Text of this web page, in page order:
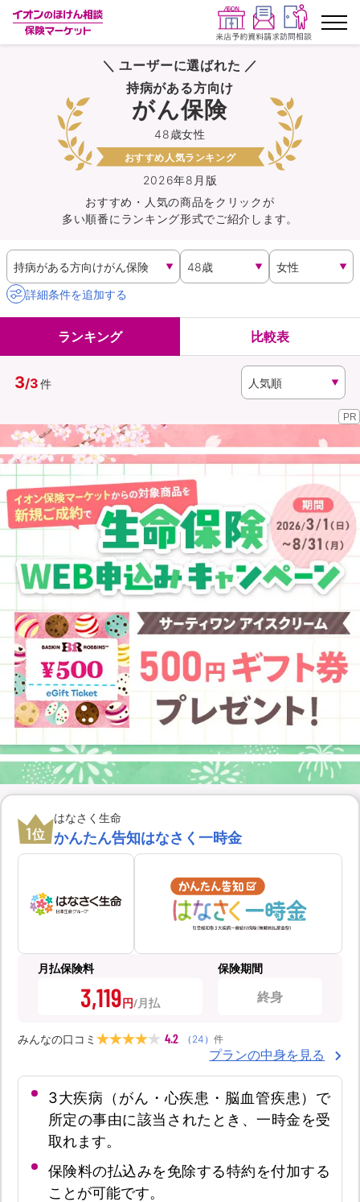
ランキングから探す
保険を比較する
保険会社から探す
イオンカード会員さま専用保険
キャンペーン一覧
コラム
イオングループ従業員さま向け
（無料） （無料）
イオンカード会員さま専用保険
＼ ユーザーに選ばれた ／
2026年8月版
48歳女性
持病がある方向け
がん保険
おすすめ人気ランキング
おすすめ・人気の商品をクリックが
多い順番にランキング形式でご紹介します。
詳細条件を追加する
ランキング 比較表
3/3件
PR
1位
はなさく生命
かんたん告知はなさく一時金
月払保険料
3,119円
保険期間
終身
みんなの口コミ 4.2 （ 24 ） 件
プランの中身を見る
3大疾病（がん・心疾患・脳血管疾患）で
所定の事由に該当されたとき、一時金を受
取れます。
保険料の払込みを免除する特約を付加する
ことが可能です。